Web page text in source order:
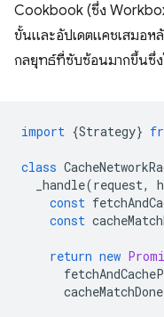
Cookbook (ซึ่ง
ขั้นและอัปเดตแคชเสมอหลั
กลยุทธ์ที่ซับซ้อนมากขึ้นซึ่ง
import {Strategy}
class
_handle(request,
const
const
return new
cacheMatchDone